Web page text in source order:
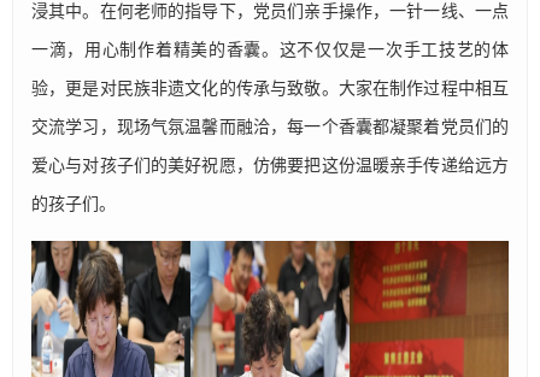
浸其中。在何老师的指导下，党员们亲手操作，一针一线、一点
一滴，用心制作着精美的香囊。这不仅仅是一次手工技艺的体
验，更是对民族非遗文化的传承与致敬。大家在制作过程中相互
交流学习，现场气氛温馨而融洽，每一个香囊都凝聚着党员们的
爱心与对孩子们的美好祝愿，仿佛要把这份温暖亲手传递给远方
的孩子们。